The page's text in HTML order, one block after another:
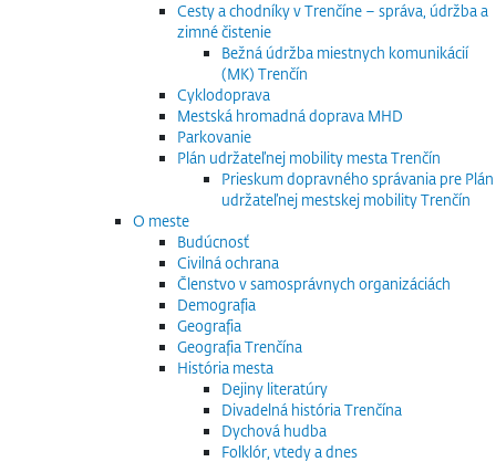
Cesty a chodníky v Trenčíne – správa, údržba a
zimné čistenie
Bežná údržba miestnych komunikácií
(MK) Trenčín
Cyklodoprava
Mestská hromadná doprava MHD
Parkovanie
Plán udržateľnej mobility mesta Trenčín
Prieskum dopravného správania pre Plán
udržateľnej mestskej mobility Trenčín
O meste
Budúcnosť
Civilná ochrana
Členstvo v samosprávnych organizáciách
Demografia
Geografia
Geografia Trenčína
História mesta
Dejiny literatúry
Divadelná história Trenčína
Dychová hudba
Folklór, vtedy a dnes